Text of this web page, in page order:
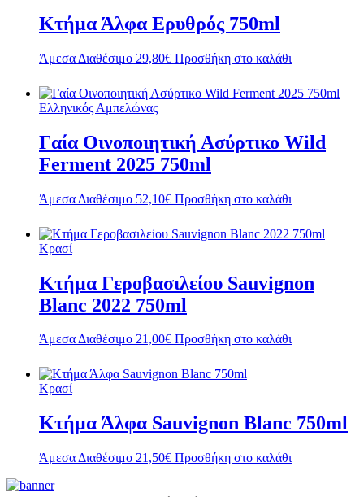
Κτήμα Άλφα Ερυθρός 750ml
Άμεσα Διαθέσιμο 29,80€ Προσθήκη στο καλάθι
Ελληνικός Αμπελώνας
Γαία Οινοποιητική Ασύρτικο Wild
Ferment 2025 750ml
Άμεσα Διαθέσιμο 52,10€ Προσθήκη στο καλάθι
Κρασί
Κτήμα Γεροβασιλείου Sauvignon
Blanc 2022 750ml
Άμεσα Διαθέσιμο 21,00€ Προσθήκη στο καλάθι
Κρασί
Κτήμα Άλφα Sauvignon Blanc 750ml
Άμεσα Διαθέσιμο 21,50€ Προσθήκη στο καλάθι